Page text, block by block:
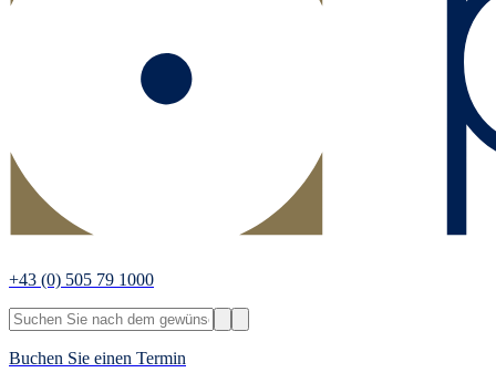
+43 (0) 505 79 1000
Buchen Sie einen Termin